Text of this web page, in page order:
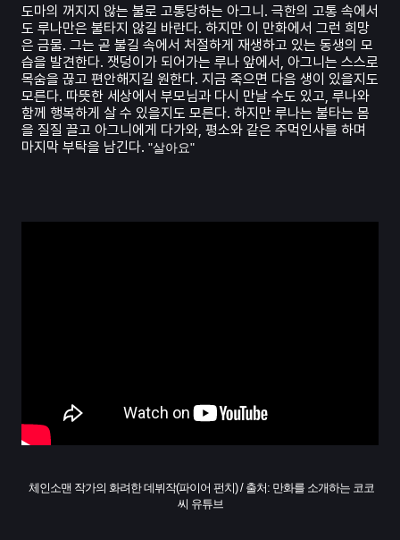
도마의 꺼지지 않는 불로 고통당하는 아그니. 극한의 고통 속에서
도 루나만은 불타지 않길 바란다. 하지만 이 만화에서 그런 희망
은 금물. 그는 곧 불길 속에서 처절하게 재생하고 있는 동생의 모
습을 발견한다. 잿덩이가 되어가는 루나 앞에서, 아그니는 스스로
목숨을 끊고 편안해지길 원한다. 지금 죽으면 다음 생이 있을지도
모른다. 따뜻한 세상에서 부모님과 다시 만날 수도 있고, 루나와
함께 행복하게 살 수 있을지도 모른다. 하지만 루나는 불타는 몸
을 질질 끌고 아그니에게 다가와, 평소와 같은 주먹인사를 하며
마지막 부탁을 남긴다. "살아요"
체인소맨 작가의 화려한 데뷔작(파이어 펀치) / 출처: 만화를 소개하는 코코
씨 유튜브